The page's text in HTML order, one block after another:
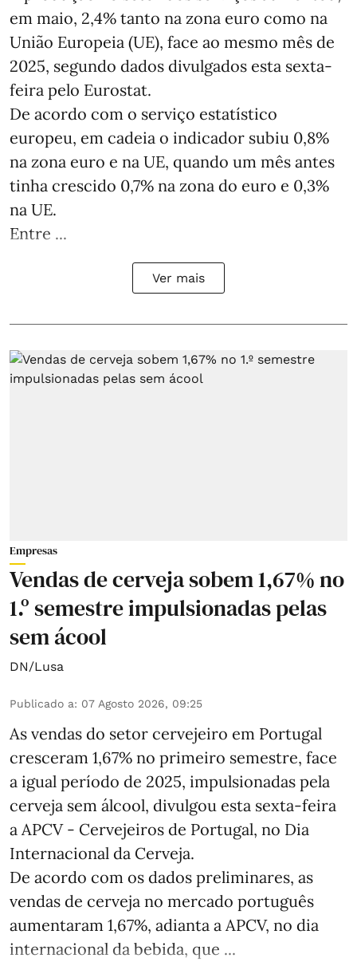
em maio, 2,4% tanto na zona euro como na
União Europeia (UE), face ao mesmo mês de
2025, segundo dados divulgados esta sexta-
feira pelo Eurostat.
De acordo com o serviço estatístico
europeu, em cadeia o indicador subiu 0,8%
na zona euro e na UE, quando um mês antes
tinha crescido 0,7% na zona do euro e 0,3%
na UE.
Entre ...
Ver mais
Empresas
Vendas de cerveja sobem 1,67% no
1.º semestre impulsionadas pelas
sem ácool
DN/Lusa
Publicado a: 07 Agosto 2026, 09:25
As vendas do setor cervejeiro em Portugal
cresceram 1,67% no primeiro semestre, face
a igual período de 2025, impulsionadas pela
cerveja sem álcool, divulgou esta sexta-feira
a APCV - Cervejeiros de Portugal, no Dia
Internacional da Cerveja.
De acordo com os dados preliminares, as
vendas de cerveja no mercado português
aumentaram 1,67%, adianta a APCV, no dia
internacional da bebida, que ...